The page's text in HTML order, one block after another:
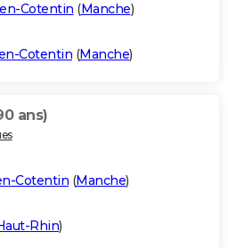
Cotentin (Manche)
Cotentin (Manche)
ans)
Cotentin (Manche)
Rhin)